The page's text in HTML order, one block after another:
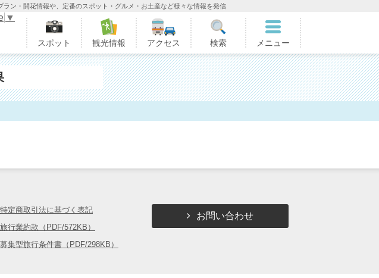
ン・開花情報や、定番のスポット・グルメ・お土産など様々な情報を発信
スポット 観光情報 アクセス 検索 メニュー
▼
特定商取引法に基づく表記
旅行業約款（PDF/572KB）
募集型旅行条件書（PDF/298KB）
お問い合わせ